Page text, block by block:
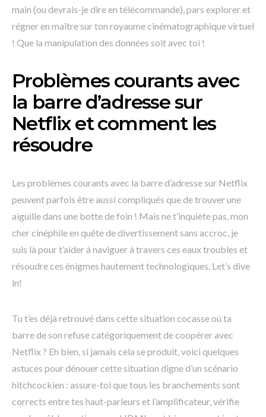
main (ou devrais-je dire en télécommande), pars explorer et
régner en maître sur ton royaume cinématographique virtuel
! Que la manipulation des données soit avec toi !
Problèmes courants avec
la barre d’adresse sur
Netflix et comment les
résoudre
Les problèmes courants avec la barre d’adresse sur Netflix
peuvent parfois être aussi compliqués que de trouver une
aiguille dans une botte de foin ! Mais ne t’inquiète pas, mon
cher cinéphile en quête de divertissement sans accroc, je
suis là pour t’aider à naviguer à travers ces eaux troubles et
résoudre ces énigmes hautement technologiques. Let’s dive
in!
Tu t’es déjà retrouvé dans cette situation cocasse où ta
barre de son refuse catégoriquement de coopérer avec
Netflix ? Eh bien, si jamais cela se produit, voici quelques
astuces pour dénouer cette situation digne d’un scénario
hitchcockien : assure-toi que tous les branchements sont
corrects entre tes haut-parleurs et l’amplificateur, vérifie